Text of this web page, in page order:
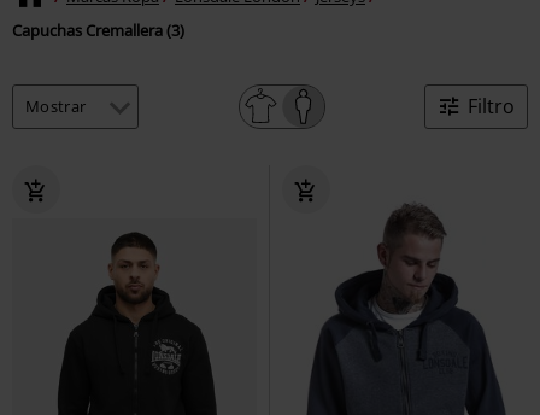
Capuchas Cremallera (3)
Filtro